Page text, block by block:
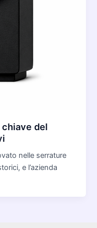
chiave del
nelle serrature
e l’azienda